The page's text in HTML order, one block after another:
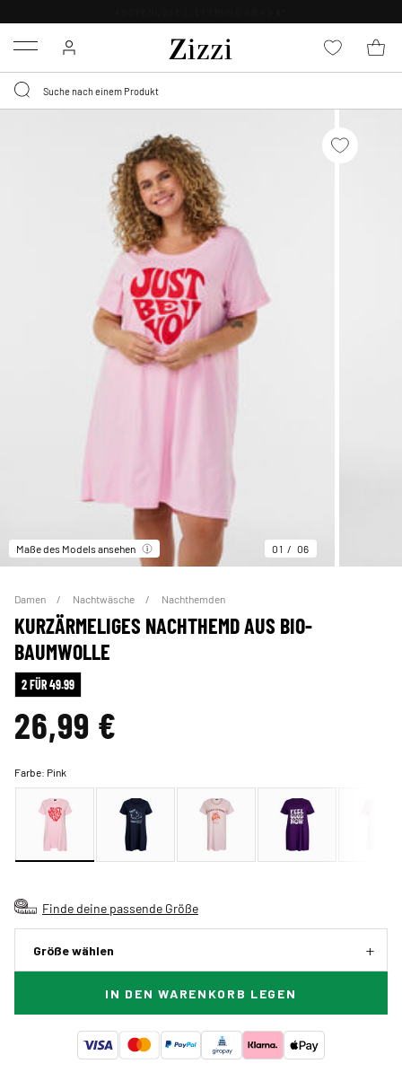
Menu
Maße des Models ansehen 01 06
Damen Nachtwäsche Nachthemden
KURZÄRMELIGES NACHTHEMD AUS BIO-
BAUMWOLLE
2 FÜR 49.99
26,99 €
Farbe: Pink
Finde deine passende Größe
Größe wählen
IN DEN WARENKORB LEGEN